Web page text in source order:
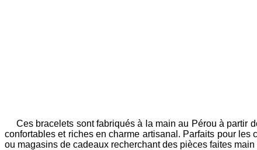
Ces bracelets sont fabriqués à la main au Pérou à partir
confortables et riches en charme artisanal. Parfaits pour
ou magasins de cadeaux recherchant des pièces faites